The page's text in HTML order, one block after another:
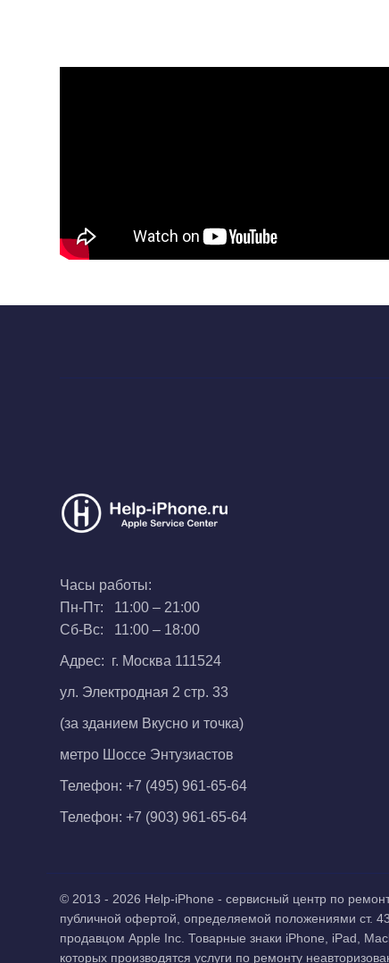
Часы работы:
Пн-Пт: 11:00 – 21:00
Сб-Вс: 11:00 – 18:00
Адрес: г. Москва 111524
ул. Электродная 2 стр. 33
(за зданием Вкусно и точка)
метро Шоссе Энтузиастов
Телефон: +7 (495) 961-65-64
Телефон: +7 (903) 961-65-64
© 2013 - 2026 Help-iPhone - сервисный центр по
публичной офертой, определяемой положениями ст.
продавцом Apple Inc. Товарные знаки iPhone, iPad,
которых производятся услуги по ремонту